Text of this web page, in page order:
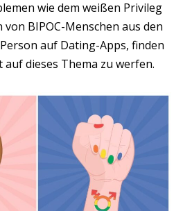
wie dem weißen Privileg
BIPOC-Menschen aus den
auf Dating-Apps, finden
auf dieses Thema zu werfen.